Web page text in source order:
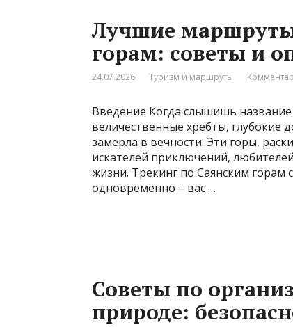
Лучшие
горам: советы и
24.07.2026 Туризм и маршруты
Введение Когда слышишь название
величественные хребты, глубокие
замерла в вечности. Эти горы,
искателей приключений,
жизни. Трекинг по Саянским
одновременно – вас …
Советы по
природе: